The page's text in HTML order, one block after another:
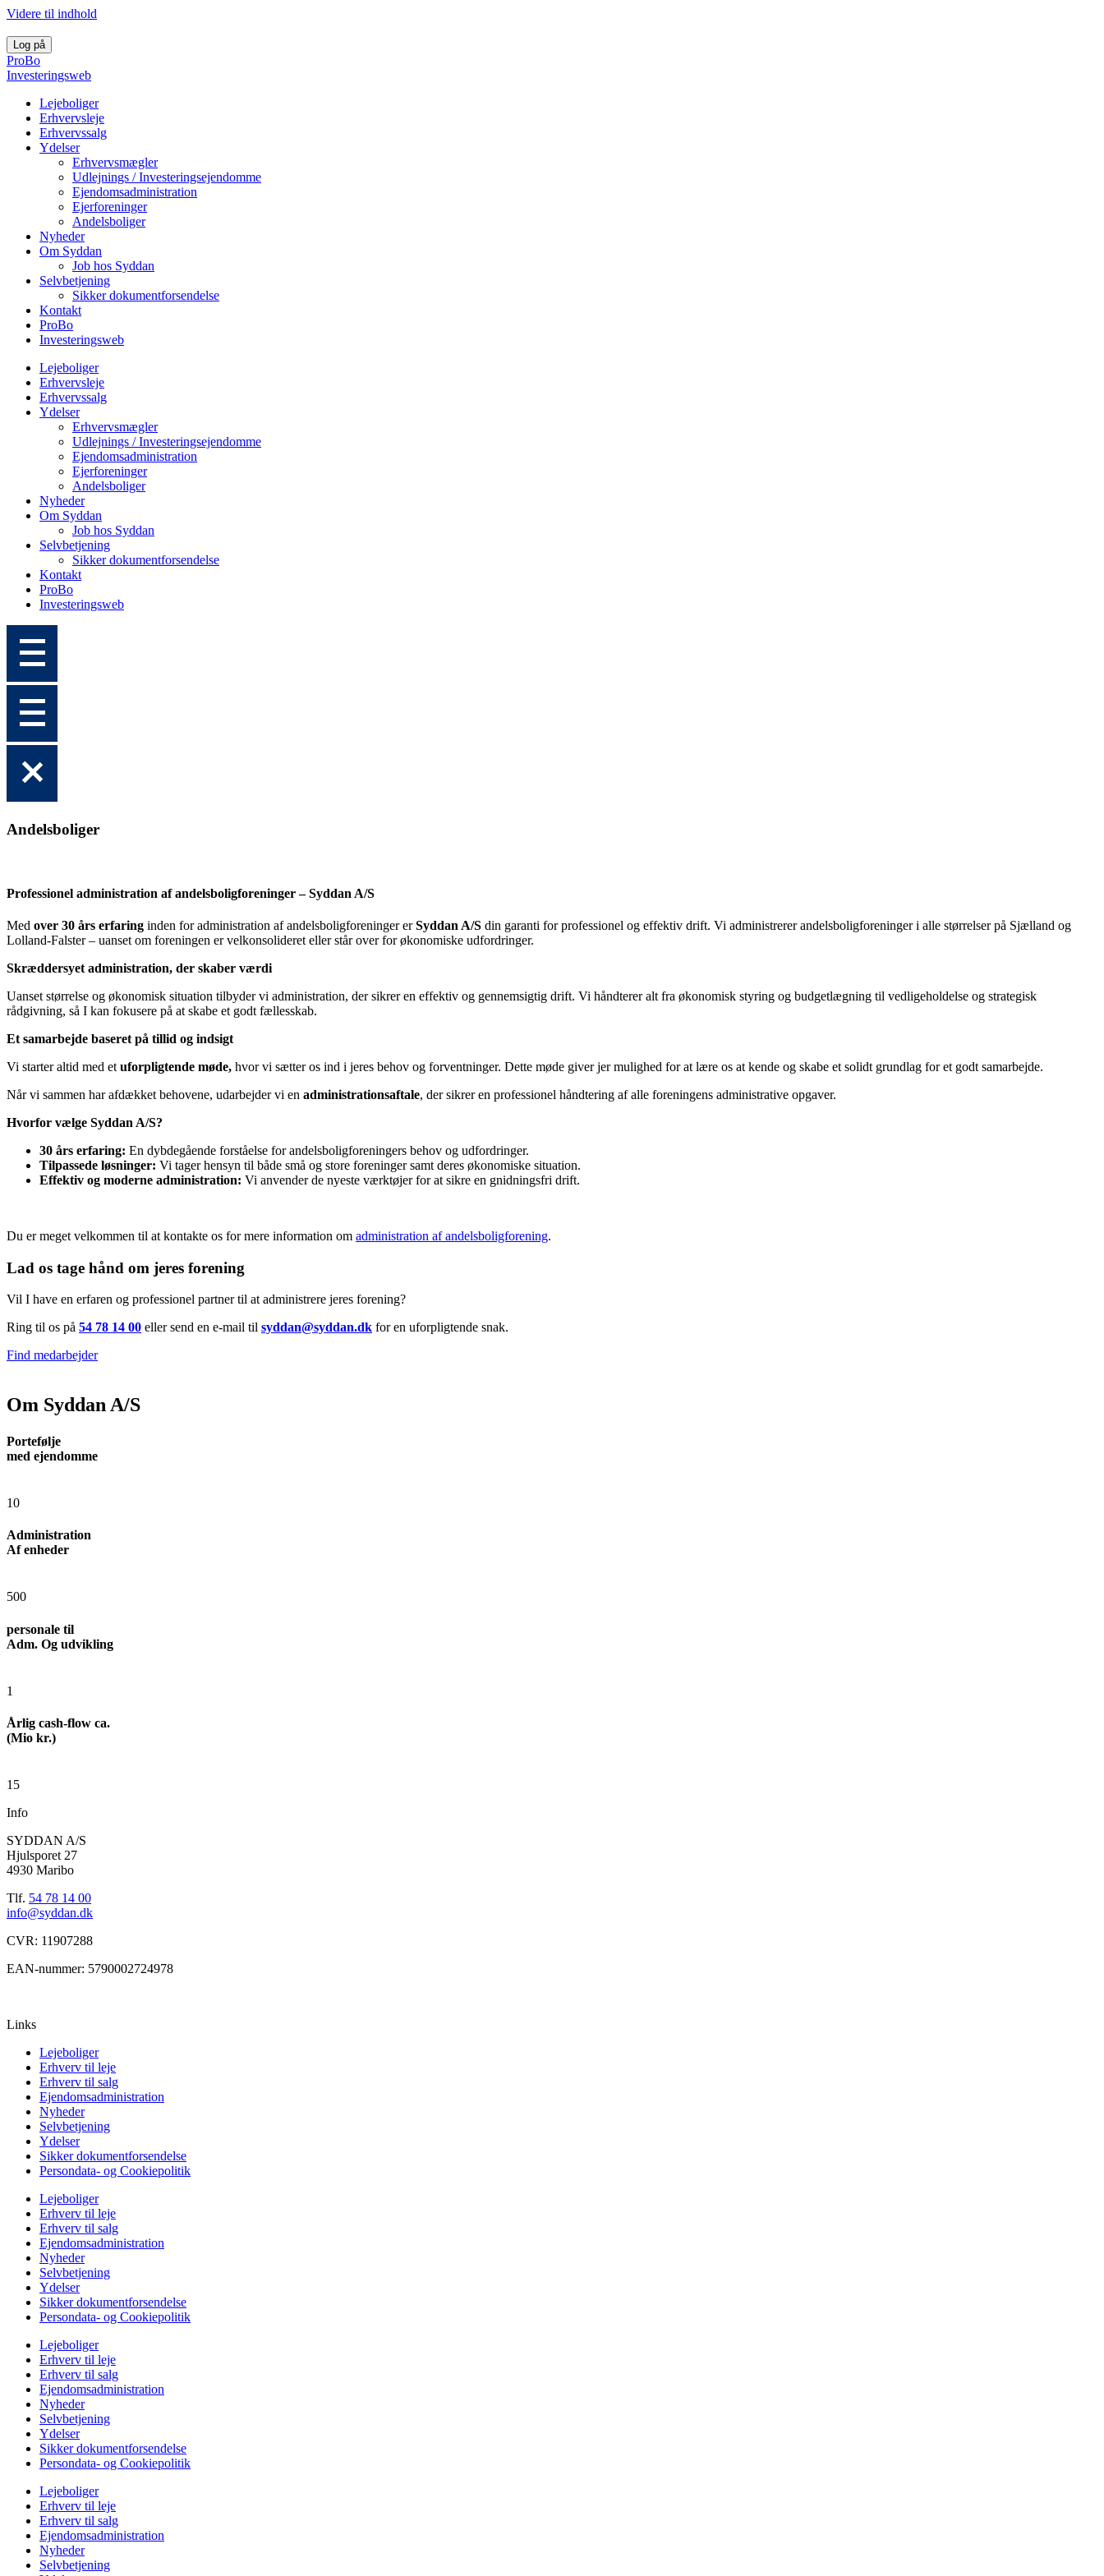
Videre til indhold
Log på
ProBo
Investeringsweb
Lejeboliger
Erhvervsleje
Erhvervssalg
Ydelser
Erhvervsmægler
Udlejnings / Investeringsejendomme
Ejendomsadministration
Ejerforeninger
Andelsboliger
Nyheder
Om Syddan
Job hos Syddan
Selvbetjening
Sikker dokumentforsendelse
Kontakt
ProBo
Investeringsweb
Lejeboliger
Erhvervsleje
Erhvervssalg
Ydelser
Erhvervsmægler
Udlejnings / Investeringsejendomme
Ejendomsadministration
Ejerforeninger
Andelsboliger
Nyheder
Om Syddan
Job hos Syddan
Selvbetjening
Sikker dokumentforsendelse
Kontakt
ProBo
Investeringsweb
Andelsboliger
Professionel administration af andelsboligforeninger – Syddan A/S
Med over 30 års erfaring inden for administration af andelsboligforeninger erSyddan A/S din garanti for professionel og effektiv drift. Vi administrerer andelsboligforeninger i alle størrelser på Sjælland og
Lolland-Falster – uanset om foreningen er velkonsolideret eller står over for økonomiske udfordringer.
Skræddersyet administration, der skaber værdi
Uanset størrelse og økonomisk situation tilbyder vi administration, der sikrer en effektiv og gennemsigtig drift. Vi håndterer alt fra økonomisk styring og budgetlægning til vedligeholdelse og strategisk
rådgivning, så I kan fokusere på at skabe et godt fællesskab.
Et samarbejde baseret på tillid og indsigt
Vi starter altid med et uforpligtende møde, hvor vi sætter os ind i jeres behov og forventninger. Dette møde giver jer mulighed for at lære os at kende og skabe et solidt grundlag for et godt samarbejde.
Når vi sammen har afdækket behovene, udarbejder vi en administrationsaftale, der sikrer en professionel håndtering af alle foreningens administrative opgaver.
Hvorfor vælge Syddan A/S?
30 års erfaring: En dybdegående forståelse for andelsboligforeningers behov og udfordringer.
Tilpassede løsninger: Vi tager hensyn til både små og store foreninger samt deres økonomiske situation.
Effektiv og moderne administration: Vi anvender de nyeste værktøjer for at sikre en gnidningsfri drift.
Du er meget velkommen til at kontakte os for mere information om administration af andelsboligforening.
Lad os tage hånd om jeres forening
Vil I have en erfaren og professionel partner til at administrere jeres forening?
Ring til os på 54 78 14 00 eller send en e-mail til syddan@syddan.dk for en uforpligtende snak.
Find medarbejder
Om Syddan A/S
Portefølje
med ejendomme
10
Administration
Af enheder
500
personale til
Adm. Og udvikling
1
Årlig cash-flow ca.
(Mio kr.)
15
Info
SYDDAN A/S
Hjulsporet 27
4930 Maribo
Tlf. 54 78 14 00
info@syddan.dk
CVR: 11907288
EAN-nummer: 5790002724978
Links
Lejeboliger
Erhverv til leje
Erhverv til salg
Ejendomsadministration
Nyheder
Selvbetjening
Ydelser
Sikker dokumentforsendelse
Persondata- og Cookiepolitik
Lejeboliger
Erhverv til leje
Erhverv til salg
Ejendomsadministration
Nyheder
Selvbetjening
Ydelser
Sikker dokumentforsendelse
Persondata- og Cookiepolitik
Lejeboliger
Erhverv til leje
Erhverv til salg
Ejendomsadministration
Nyheder
Selvbetjening
Ydelser
Sikker dokumentforsendelse
Persondata- og Cookiepolitik
Lejeboliger
Erhverv til leje
Erhverv til salg
Ejendomsadministration
Nyheder
Selvbetjening